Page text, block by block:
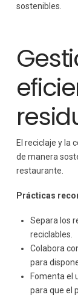
sostenibles.
El reciclaje y la
de manera
restaurante.
Prácticas
Separa los
reciclables.
Colabora
para
Fomenta el
para que el